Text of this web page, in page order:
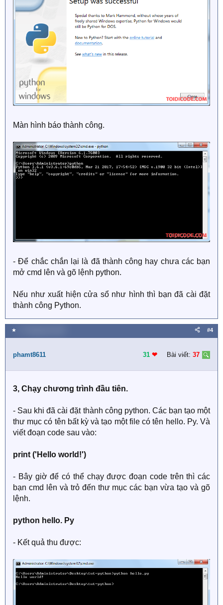
Màn hình báo thành công.
- Để chắc chắn lại là đã thành công hay chưa các bạn
mở cmd lên và gõ lệnh python.
Nếu như xuất hiện cửa sổ như hình thì bạn đã cài đặt
thành công Python.
★ #4
phamt8611 31 ❤︎ Bài viết: 37
3, Chạy chương trình đầu tiên.
- Sau khi đã cài đặt thành công python. Các bạn tạo một
thư mục có tên bất kỳ và tạo một file có tên hello. Py. Và
viết đoạn code sau vào:
print ('Hello world!')
- Bây giờ để có thể chạy được đoạn code trên thì các
bạn cmd lên và trỏ đến thư mục các bạn vừa tạo và gõ
lệnh.
python hello. Py
- Kết quả thu được: